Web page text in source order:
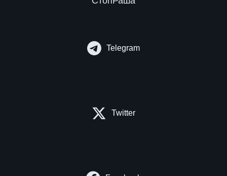
Telegram
Twitter